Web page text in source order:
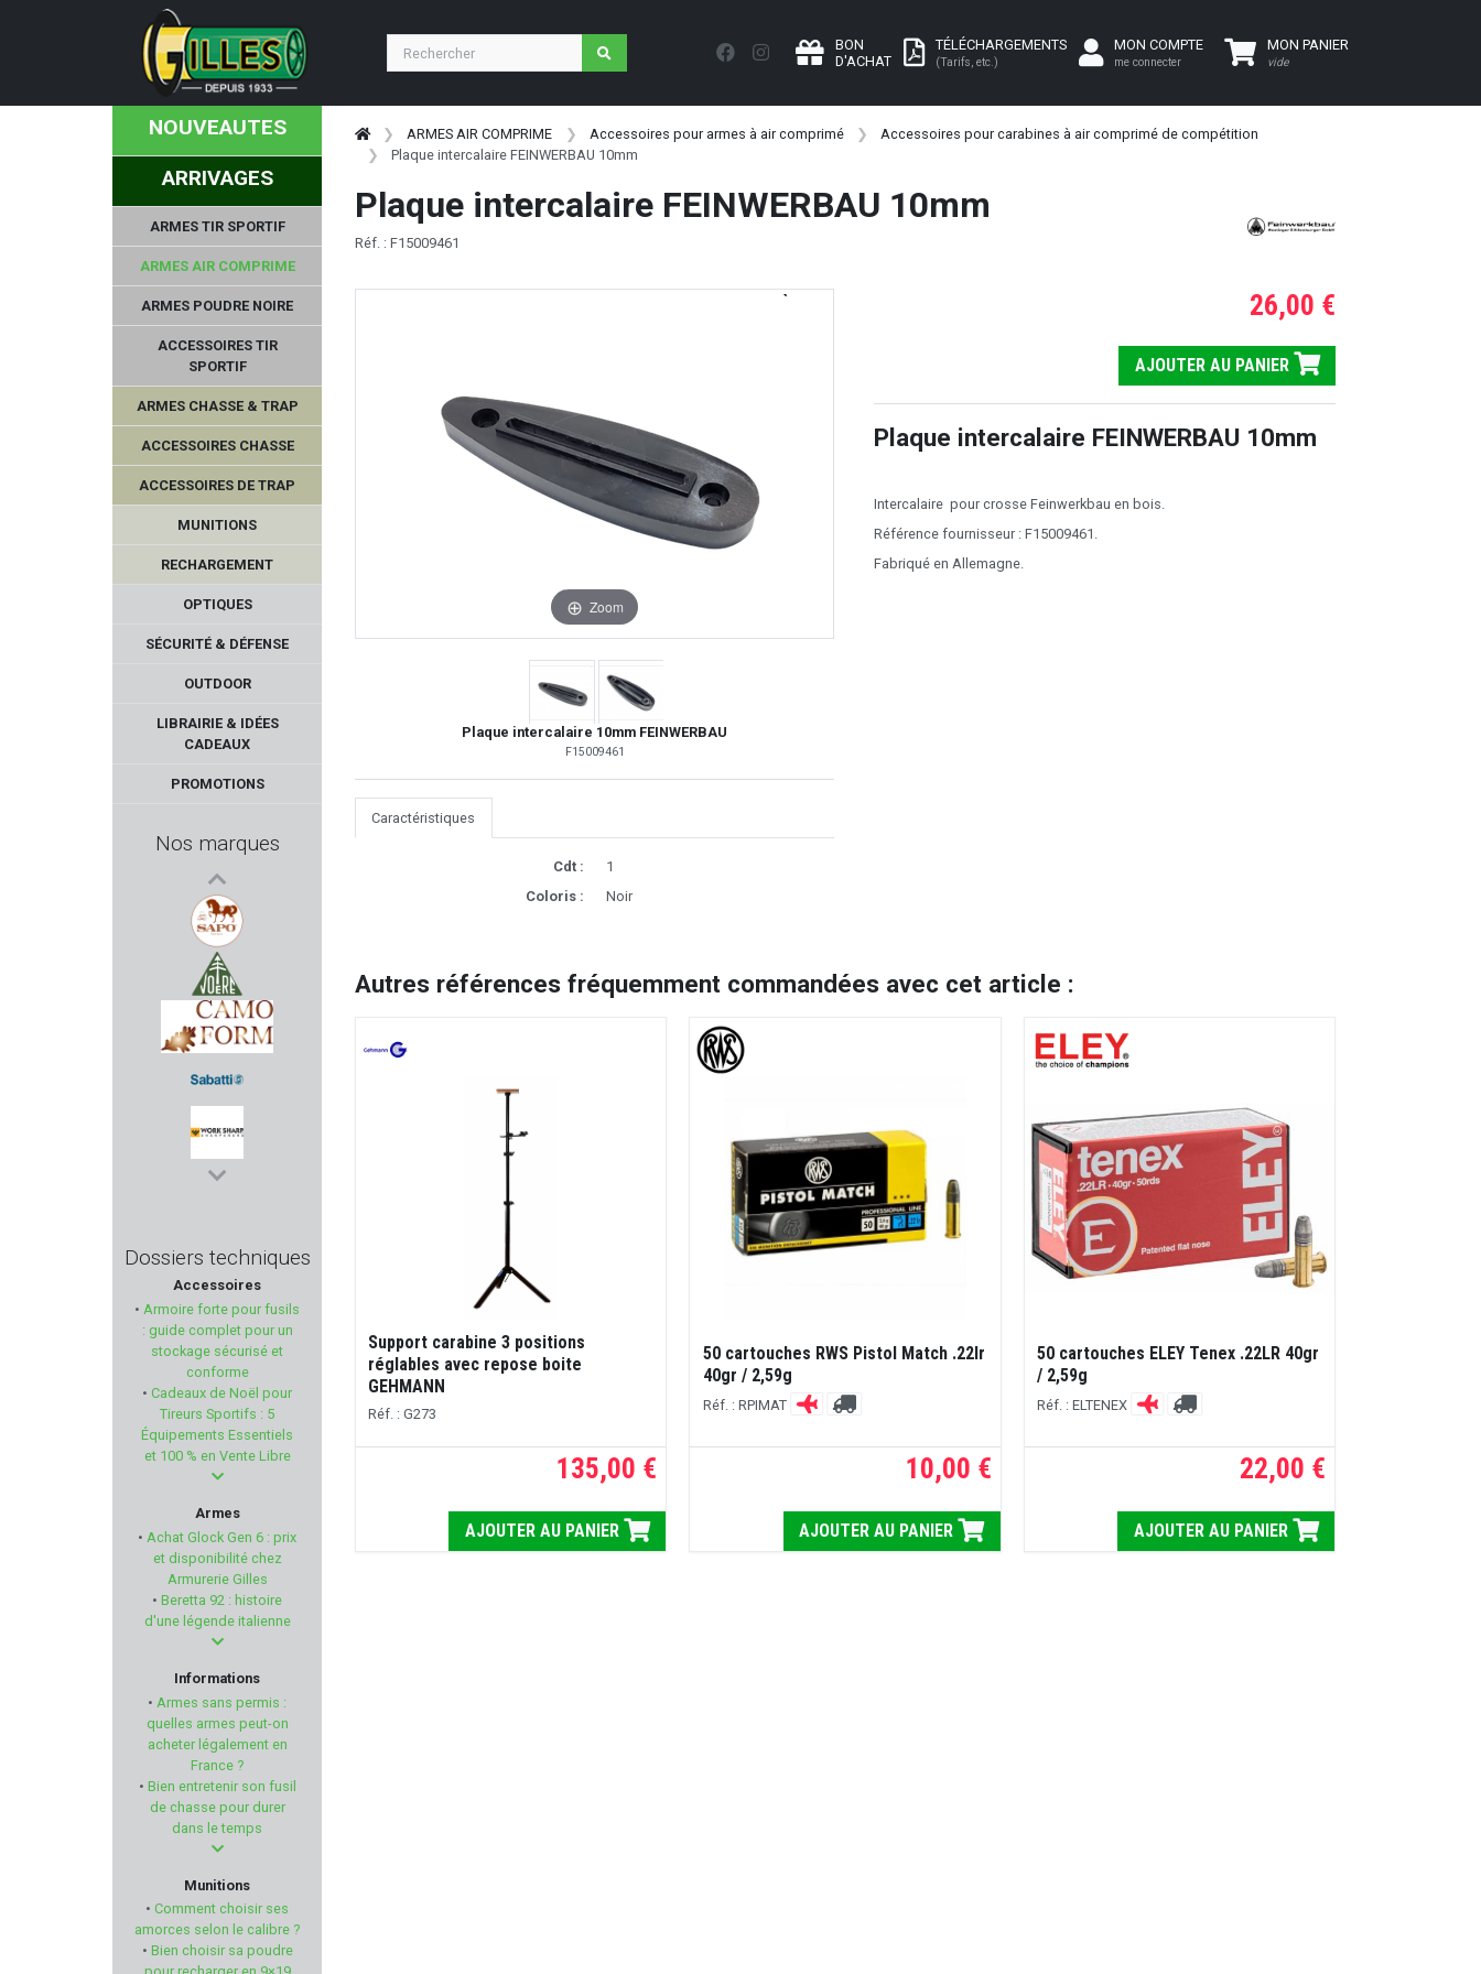
BON
D'ACHAT
TÉLÉCHARGEMENTS
(Tarifs, etc.)
MON COMPTE
me connecter
MON PANIER
vide
NOUVEAUTES
ARRIVAGES
ARMES TIR SPORTIF
ARMES AIR COMPRIME
ARMES POUDRE NOIRE
ACCESSOIRES TIR
SPORTIF
ARMES CHASSE & TRAP
ACCESSOIRES CHASSE
ACCESSOIRES DE TRAP
MUNITIONS
RECHARGEMENT
OPTIQUES
SÉCURITÉ & DÉFENSE
OUTDOOR
LIBRAIRIE & IDÉES
CADEAUX
PROMOTIONS
Nos marques
FRANZEN
SAPO
VOERE
CAMO FORM
SABATTI
WORK SHARP
MECHANIX WEAR
GEHMANN
SK
WEENECT
STEPLAND
TIMNEY TRIGGER
BORNER
LEICA
KOWA
SHOOTER'S CHOICE
Dossiers techniques
Accessoires
• Armoire forte pour fusils
: guide complet pour un
stockage sécurisé et
conforme
• Cadeaux de Noël pour
Tireurs Sportifs : 5
Équipements Essentiels
et 100 % en Vente Libre
Armes
• Achat Glock Gen 6 : prix
et disponibilité chez
Armurerie Gilles
• Beretta 92 : histoire
d'une légende italienne
Informations
• Armes sans permis :
quelles armes peut-on
acheter légalement en
France ?
• Bien entretenir son fusil
de chasse pour durer
dans le temps
Munitions
• Comment choisir ses
amorces selon le calibre ?
• Bien choisir sa poudre
ARMES AIR COMPRIME Accessoires pour armes à air comprimé
Accessoires pour carabines à air comprimé de compétition
Plaque intercalaire FEINWERBAU 10mm
Plaque intercalaire FEINWERBAU 10mm
Réf. : F15009461
Zoom
Plaque intercalaire 10mm FEINWERBAU
F15009461
Caractéristiques
Cdt :
1
Coloris :
Noir
26,00 €
AJOUTER AU PANIER
Plaque intercalaire FEINWERBAU 10mm
Intercalaire pour crosse Feinwerkbau en bois.
Référence fournisseur : F15009461.
Fabriqué en Allemagne.
Autres références fréquemment commandées avec cet article :
Support carabine 3 positions
réglables avec repose boite
GEHMANN
Réf. : G273
135,00 €
AJOUTER AU PANIER
50 cartouches RWS Pistol Match .22lr
40gr / 2,59g
Réf. : RPIMAT
10,00 €
AJOUTER AU PANIER
50 cartouches ELEY Tenex .22LR 40gr
/ 2,59g
Réf. : ELTENEX
22,00 €
AJOUTER AU PANIER